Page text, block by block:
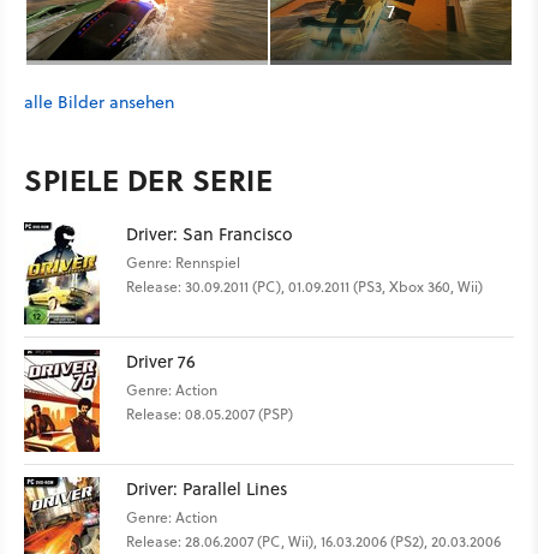
7
alle Bilder ansehen
SPIELE DER SERIE
Driver: San Francisco
Genre: Rennspiel
Release: 30.09.2011 (PC), 01.09.2011 (PS3, Xbox 360, Wii)
Driver 76
Genre: Action
Release: 08.05.2007 (PSP)
Driver: Parallel Lines
Genre: Action
Release: 28.06.2007 (PC, Wii), 16.03.2006 (PS2), 20.03.2006